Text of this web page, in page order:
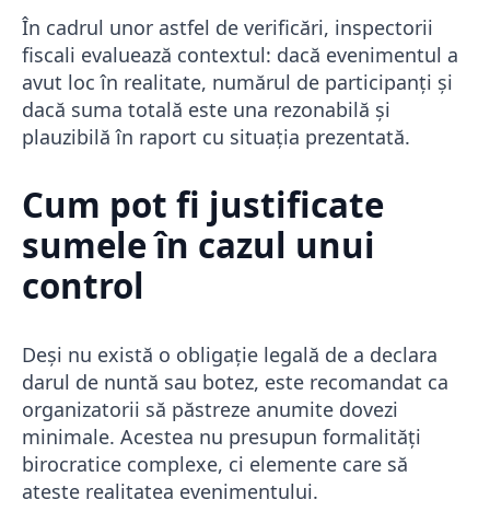
În cadrul unor astfel de verificări, inspectorii
fiscali evaluează contextul: dacă evenimentul a
avut loc în realitate, numărul de participanți și
dacă suma totală este una rezonabilă și
plauzibilă în raport cu situația prezentată.
Cum pot fi justificate
sumele în cazul unui
control
Deși nu există o obligație legală de a declara
darul de nuntă sau botez, este recomandat ca
organizatorii să păstreze anumite dovezi
minimale. Acestea nu presupun formalități
birocratice complexe, ci elemente care să
ateste realitatea evenimentului.